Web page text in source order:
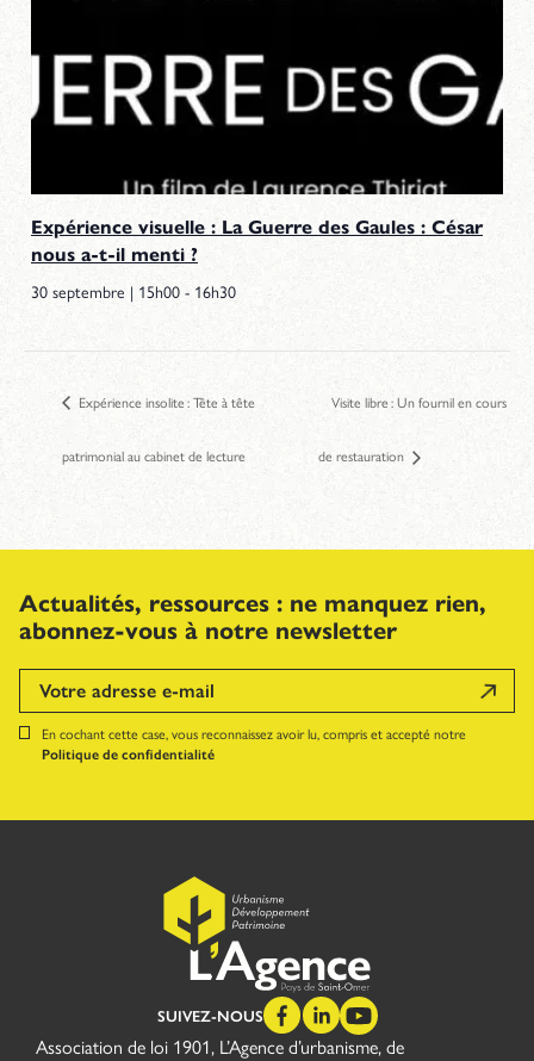
Expérience visuelle : La Guerre des Gaules : César
nous a-t-il menti ?
30 septembre | 15h00 - 16h30
Expérience insolite : Tête à tête
patrimonial au cabinet de lecture
Visite libre : Un fournil en cours
de restauration
Actualités, ressources : ne manquez rien,
abonnez-vous à notre newsletter
En cochant cette case, vous reconnaissez avoir lu, compris et accepté notre
Politique de confidentialité
SUIVEZ-NOUS
Association de loi 1901, L’Agence d’urbanisme, de